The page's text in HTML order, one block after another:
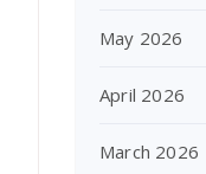
May 2026
April 2026
March 2026